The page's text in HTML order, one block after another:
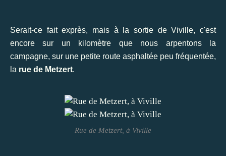
Serait-ce fait exprès, mais à la sortie de Viville, c'est
encore sur un kilomètre que nous arpentons la
campagne, sur une petite route asphaltée peu fréquentée,
la rue de Metzert.
Rue de Metzert, à Viville